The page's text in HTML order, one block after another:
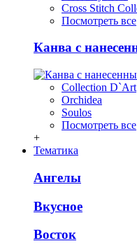
Cross Stitch
Посмотреть все
Канва с
Collection D`Art
Orchidea
Soulos
Посмотреть все
+
Тематика
Ангелы
Вкусное
Восток